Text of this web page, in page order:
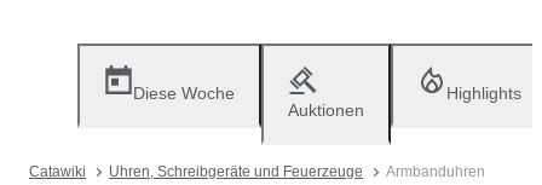
Diese Woche
Auktionen
Highlights
Catawiki Uhren, Schreibgeräte und Feuerzeuge Armbanduhren